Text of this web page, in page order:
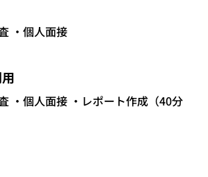
・個人面接
・個人面接 ・レポート作成（40分